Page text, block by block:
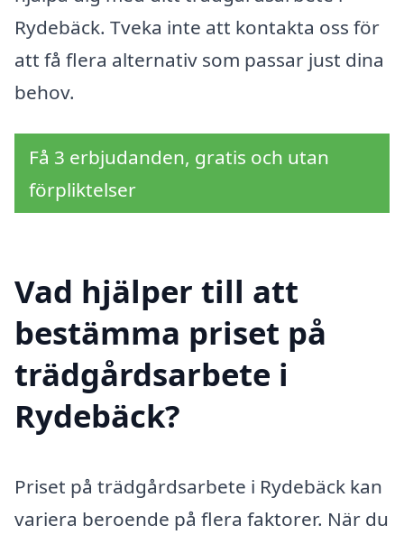
Rydebäck. Tveka inte att kontakta oss för
att få flera alternativ som passar just dina
behov.
Få 3 erbjudanden, gratis och utan
förpliktelser
Vad hjälper till att
bestämma priset på
trädgårdsarbete i
Rydebäck?
Priset på trädgårdsarbete i Rydebäck kan
variera beroende på flera faktorer. När du